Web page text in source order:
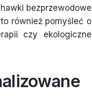
bezprzewodowe
również pomyśleć o
czy ekologiczne